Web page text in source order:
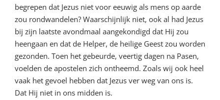
begrepen dat Jezus niet voor eeuwig als mens op aarde
zou rondwandelen? Waarschijnlijk niet, ook al had Jezus
bij zijn laatste avondmaal aangekondigd dat Hij zou
heengaan en dat de Helper, de heilige Geest zou worden
gezonden. Toen het gebeurde, veertig dagen na Pasen,
voelden de apostelen zich ontheemd. Zoals wij ook heel
vaak het gevoel hebben dat Jezus ver weg van ons is.
Dat Hij niet in ons midden is.